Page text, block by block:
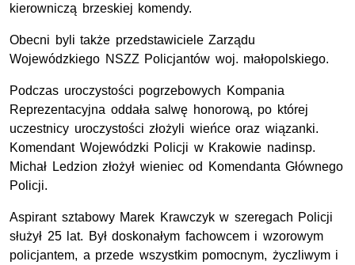
kierowniczą brzeskiej komendy.
Obecni byli także przedstawiciele Zarządu
Wojewódzkiego NSZZ Policjantów woj. małopolskiego.
Podczas uroczystości pogrzebowych Kompania
Reprezentacyjna oddała salwę honorową, po której
uczestnicy uroczystości złożyli wieńce oraz wiązanki.
Komendant Wojewódzki Policji w Krakowie nadinsp.
Michał Ledzion złożył wieniec od Komendanta Głównego
Policji.
Aspirant sztabowy Marek Krawczyk w szeregach Policji
służył 25 lat. Był doskonałym fachowcem i wzorowym
policjantem, a przede wszystkim pomocnym, życzliwym i